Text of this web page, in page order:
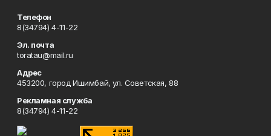
Телефон
8(34794) 4-11-22
Эл. почта
toratau@mail.ru
Адрес
453200, город Ишимбай, ул. Советская, 88
Рекламная служба
8(34794) 4-11-22